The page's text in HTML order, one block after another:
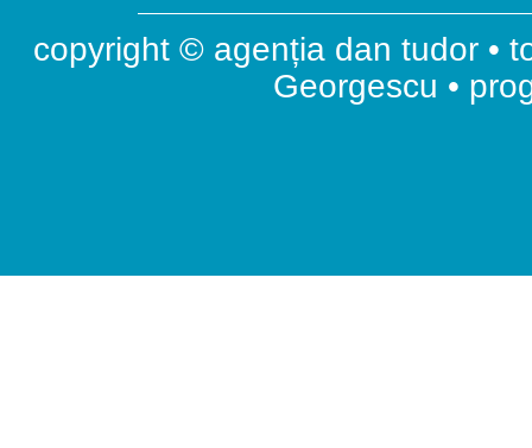
copyright © agenția dan tudor •
Georgescu •